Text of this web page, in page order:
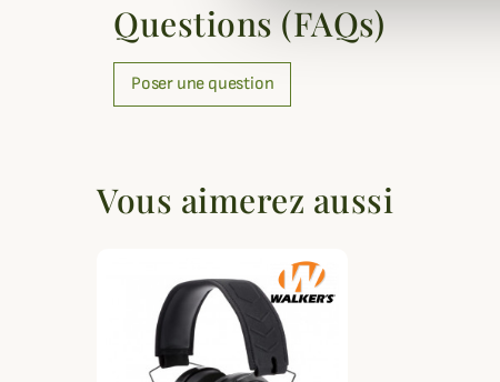
Questions (FAQs)
Poser une question
Vous aimerez aussi